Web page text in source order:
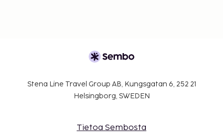
Stena Line Travel Group AB, Kungsgatan 6, 252 21
Helsingborg, SWEDEN
Tietoa Sembosta